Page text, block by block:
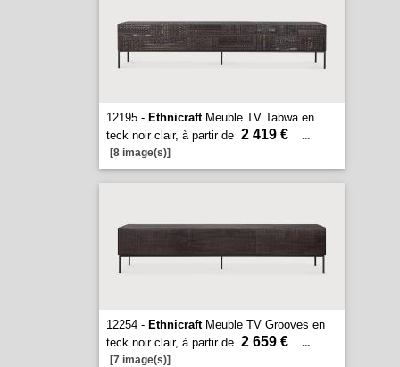
12195 - EthnicraftMeuble TV Tabwa en
teck noir clair, à partir de 2 419 €
...
[8 image(s)]
12254 - EthnicraftMeuble TV Grooves en
teck noir clair, à partir de 2 659 €
...
[7 image(s)]